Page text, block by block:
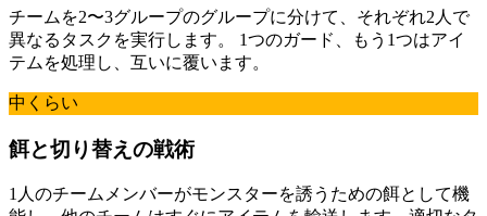
チームを2〜3グループのグループに分けて、それぞれ2人で
異なるタスクを実行します。 1つのガード、もう1つはアイ
テムを処理し、互いに覆います。
中くらい
餌と切り替えの戦術
1人のチームメンバーがモンスターを誘うための餌として機